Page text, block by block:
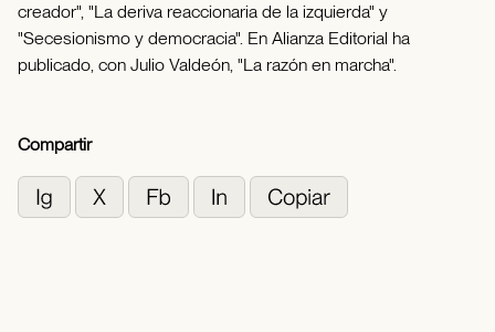
creador", "La deriva reaccionaria de la izquierda" y
"Secesionismo y democracia". En Alianza Editorial ha
publicado, con Julio Valdeón, "La razón en marcha".
Compartir